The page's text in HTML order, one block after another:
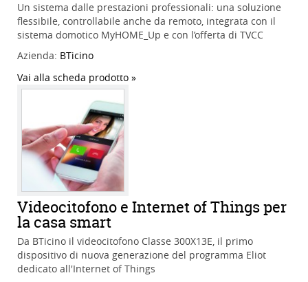
Un sistema dalle prestazioni professionali: una soluzione
flessibile, controllabile anche da remoto, integrata con il
sistema domotico MyHOME_Up e con l’offerta di TVCC
Azienda: BTicino
Vai alla scheda prodotto
Videocitofono e Internet of Things per
la casa smart
Da BTicino il videocitofono Classe 300X13E, il primo
dispositivo di nuova generazione del programma Eliot
dedicato all'Internet of Things